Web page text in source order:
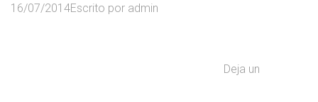
16/07/2014Escrito por admin
Deja un